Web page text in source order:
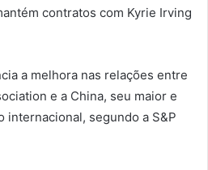
contratos com Kyrie Irving
a melhora nas relações entre
e a China, seu maior e
internacional, segundo a S&P